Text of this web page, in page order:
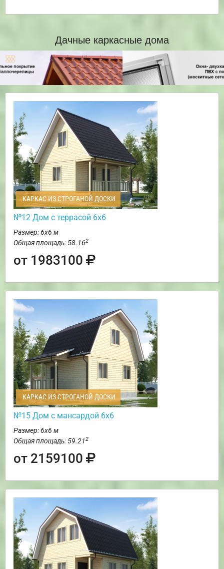
Дачные каркасные дома
КАРКАС ИЗ СТРОГАНОЙ ДОСКИ
№12 Дом с террасой 6х6
Размер: 6х6 м
Общая площадь: 58.162
от 1983100
КАРКАС ИЗ СТРОГАНОЙ ДОСКИ
№15 Дом с мансардой 6х6
Размер: 6х6 м
Общая площадь: 59.212
от 2159100